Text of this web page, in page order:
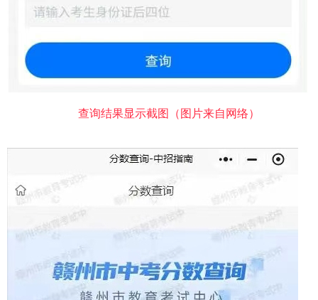
查询结果显示截图（图片来自网络）